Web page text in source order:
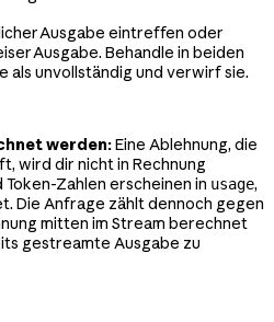
Ausgabe eintreffen oder
Ausgabe. Behandle in beiden
als unvollständig und verwirf sie.
werden:Eine Ablehnung, die
wird dir nicht in Rechnung
Token-Zahlen erscheinen in usage,
Die Anfrage zählt dennoch gegen
mitten im Stream berechnet
gestreamte Ausgabe zu